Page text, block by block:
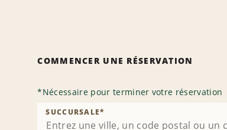
COMMENCER UNE RÉSERVATION
*Nécessaire pour terminer votre réservation
SUCCURSALE*